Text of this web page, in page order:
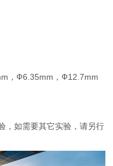
，Ф6.35mm，Ф12.7mm
，如需要其它实验，请另行